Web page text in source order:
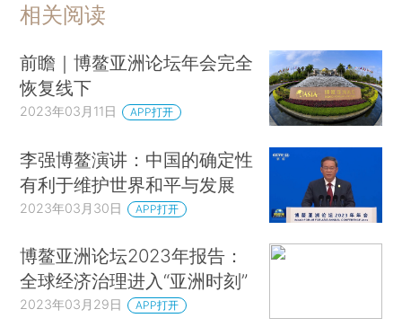
相关阅读
前瞻｜博鳌亚洲论坛年会完全
恢复线下
2023年03月11日 APP打开
李强博鳌演讲：中国的确定性
有利于维护世界和平与发展
2023年03月30日 APP打开
博鳌亚洲论坛2023年报告：
全球经济治理进入“亚洲时刻”
2023年03月29日 APP打开